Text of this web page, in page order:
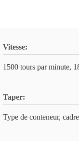
Vitesse:
1500 tours par minute,
Taper:
Type de conteneur,